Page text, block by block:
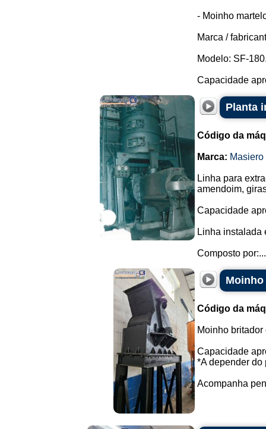
- Moinho
Marca /
Modelo: SF-
Capacidade
Planta
Código da
Marca: Masiero
Linha para
amendoim,
Capacidade
Linha instalada
Composto por:...
Código da
Moinho
Capacidade
*A depender do
Acompanha